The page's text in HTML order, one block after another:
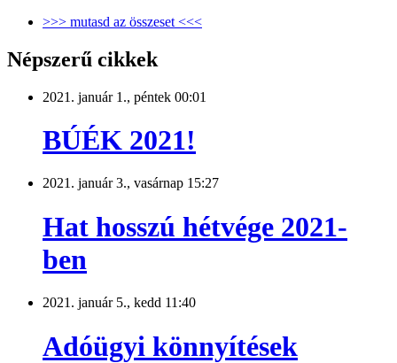
>>> mutasd az összeset <<<
Népszerű cikkek
2021. január 1., péntek 00:01
BÚÉK 2021!
2021. január 3., vasárnap 15:27
Hat hosszú hétvége 2021-
ben
2021. január 5., kedd 11:40
Adóügyi könnyítések